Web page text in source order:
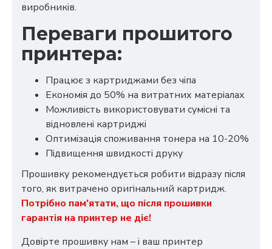
виробників.
Переваги прошитого
принтера:
Працює з картриджами без чіпа
Економія до 50% на витратних матеріалах
Можливість використовувати сумісні та
відновлені картриджі
Оптимізація споживання тонера на 10-20%
Підвищення швидкості друку
Прошивку рекомендується робити відразу після
того, як витрачено оригінальний картридж.
Потрібно пам'ятати, що після прошивки
гарантія на принтер не діє!
Довірте прошивку нам – і ваш принтер